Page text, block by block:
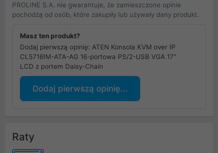
PROLINE S.A. nie gwarantuje, że zamieszczone opinie
pochodzą od osób, które zakupiły lub używały dany produkt.
Masz ten produkt?
Dodaj pierwszą opinię: ATEN Konsola KVM over IP
CL5716IM-ATA-AG 16-portowa PS/2-USB VGA 17"
LCD z portem Daisy-Chain
Dodaj pierwszą opinię...
Raty